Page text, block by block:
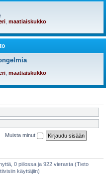
maatiaiskukko
maatiaiskukko
Muista minut
0 piilossa ja 922 vierasta (Tieto
käyttäjiin)